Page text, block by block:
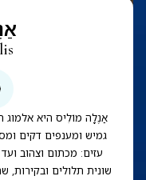
אַנֶלָה מוֹלִיס היא אלמוג
גמיש ומענפים דקים
עזים: מכתום וצהוב
שונית תלולים ובקירות,